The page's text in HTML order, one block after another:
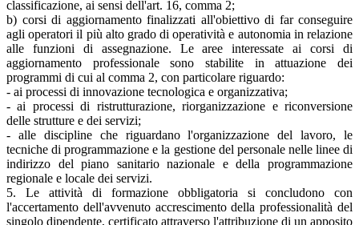
classificazione, ai sensi dell'art. 16, comma 2;
b) corsi di aggiornamento finalizzati all'obiettivo di far conseguire
agli operatori il più alto grado di operatività e autonomia in relazione
alle funzioni di assegnazione. Le aree interessate ai corsi di
aggiornamento professionale sono stabilite in attuazione dei
programmi di cui al comma 2, con particolare riguardo:
- ai processi di innovazione tecnologica e organizzativa;
- ai processi di ristrutturazione, riorganizzazione e riconversione
delle strutture e dei servizi;
- alle discipline che riguardano l'organizzazione del lavoro, le
tecniche di programmazione e la gestione del personale nelle linee di
indirizzo del piano sanitario nazionale e della programmazione
regionale e locale dei servizi.
5. Le attività di formazione obbligatoria si concludono con
l'accertamento dell'avvenuto accrescimento della professionalità del
singolo dipendente, certificato attraverso l'attribuzione di un apposito